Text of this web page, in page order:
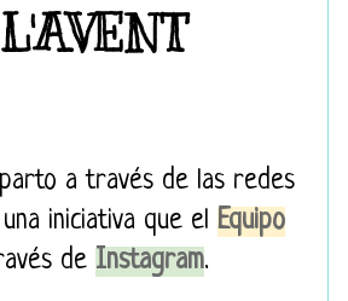
a través de las redes
iniciativa que el Equipo
de Instagram.